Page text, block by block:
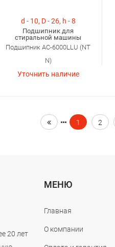
d - 10, D - 26, h - 8
Подшипник для
стиральной машины
Подшипник AC-6000LLU (NT
N)
Уточнить наличие
1 2
20 лет
МЕНЮ
Главная
О компании